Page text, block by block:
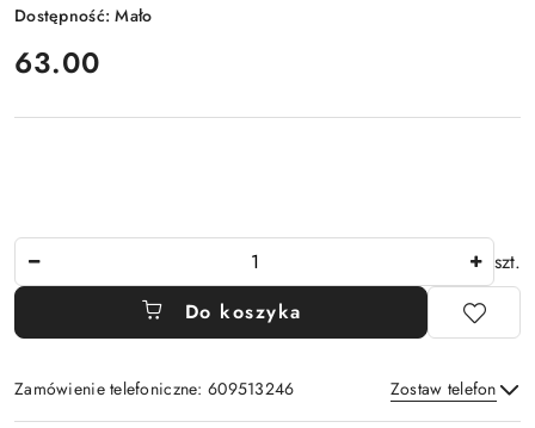
Dostępność:Mało
cena:
63.00
szt.
Do koszyka
Zamówienie telefoniczne: 609513246 Zostaw telefon